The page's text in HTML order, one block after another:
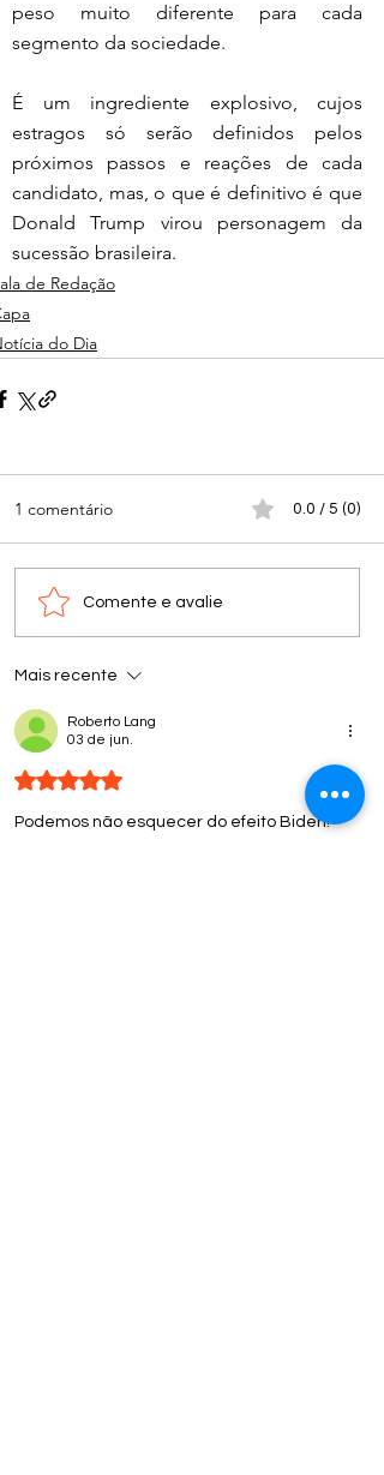
peso muito diferente para cada
segmento da sociedade.
É um ingrediente explosivo, cujos
estragos só serão definidos pelos
próximos passos e reações de cada
candidato, mas, o que é definitivo é que
Donald Trump virou personagem da
sucessão brasileira.
de Redação
do Dia
1 comentário 0.0 / 5 (0)
Comente e avalie
Mais recente
Roberto Lang
03 de jun.
Avaliado com 5 de 5 estrelas.
Podemos não esquecer do efeito Biden!